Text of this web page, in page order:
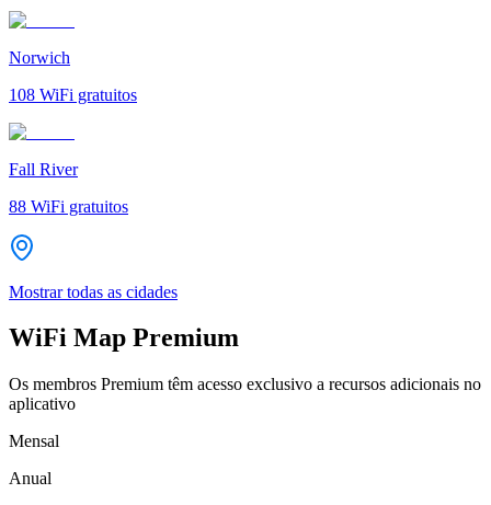
Norwich
108 WiFi gratuitos
Fall River
88 WiFi gratuitos
Mostrar todas as cidades
WiFi Map Premium
Os membros Premium têm acesso exclusivo a recursos adicionais no
aplicativo
Mensal
Anual